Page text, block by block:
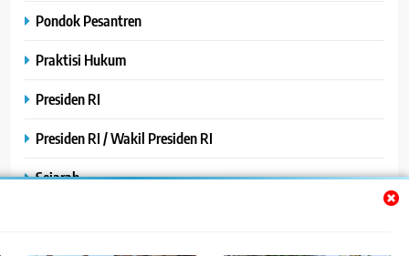
Pondok Pesantren
Praktisi Hukum
Presiden RI
Presiden RI / Wakil Presiden RI
Sejarah